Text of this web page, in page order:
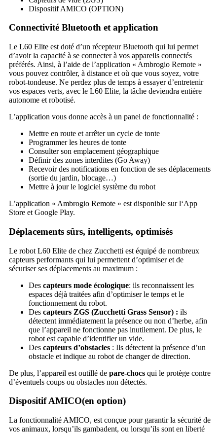
Dispositif AMICO (OPTION)
Connectivité Bluetooth et application
Le L60 Elite est doté d’un récepteur Bluetooth qui lui permet
d’avoir la capacité à se connecter à vos appareils connectés
préférés. Ainsi, à l’aide de l’application « Ambrogio Remote »
vous pouvez contrôler, à distance et où que vous soyez, votre
robot-tondeuse. Ne perdez plus de temps à essayer d’entretenir
vos espaces verts, avec le L60 Elite, la tâche deviendra entière
autonome et robotisé.
L’application vous donne accès à un panel de fonctionnalité :
Mettre en route et arrêter un cycle de tonte
Programmer les heures de tonte
Consulter son emplacement géographique
Définir des zones interdites (Go Away)
Recevoir des notifications en fonction de ses déplacements
(sortie du jardin, blocage…)
Mettre à jour le logiciel système du robot
L’application « Ambrogio Remote » est disponible sur l‘App
Store et Google Play.
Déplacements sûrs, intelligents, optimisés
Le robot L60 Elite de chez Zucchetti est équipé de nombreux
capteurs performants qui lui permettent d’optimiser et de
sécuriser ses déplacements au maximum :
Des capteurs mode écologique: ils reconnaissent les
espaces déjà traitées afin d’optimiser le temps et le
fonctionnement du robot.
Des capteurs ZGS (Zucchetti Grass Sensor) : ils
détectent immédiatement la présence ou non d’herbe, afin
que l’appareil ne fonctionne pas inutilement. De plus, le
robot est capable d’identifier un vide.
Des capteurs d’obstacles : Ils détectent la présence d’un
obstacle et indique au robot de changer de direction.
De plus, l’appareil est outillé de pare-chocs qui le protège contre
d’éventuels coups ou obstacles non détectés.
Dispositif AMICO(en option)
La fonctionnalité AMICO, est conçue pour garantir la sécurité de
vos animaux, lorsqu’ils gambadent, ou lorsqu’ils sont en liberté